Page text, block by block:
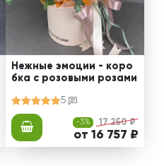
Нежные эмоции - коро
бка с розовыми розами
5
-3% 17 250 ₽
от 16 757 ₽